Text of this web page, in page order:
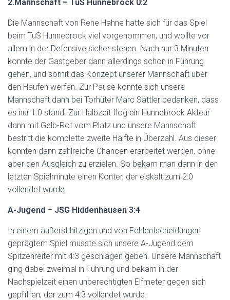
2.Mannschaft – TuS Hunnebrock 0:2
Die Mannschaft von Rene Hahne hatte sich für das Spiel
beim TuS Hunnebrock viel vorgenommen, und wollte vor
allem in der Defensive sicher stehen. Nach nur 3 Minuten
konnte der Gastgeber dann allerdings schon in Führung
gehen, und somit das Konzept unserer Mannschaft über
den Haufen werfen. Zur Pause konnte sich unsere
Mannschaft dann bei Torhüter Marc Sattler bedanken, dass
es nur 1:0 stand. Zur Halbzeit flog ein Hunnebrock Akteur
dann mit Gelb-Rot vom Platz und unsere Mannschaft
bestritt die komplette zweite Hälfte in Überzahl. Aus dieser
konnten dann zahlreiche Chancen erarbeitet werden, ohne
aber den Ausgleich zu erzielen. So bekam man dann in der
letzten Spielminute einen Konter, der eiskalt zum 2:0
vollendet wurde.
A-Jugend – JSG Hiddenhausen 3:4
In einem äußerst hitzigen und von Fehlentscheidungen
geprägtem Spiel musste sich unsere A-Jugend dem
Spitzenreiter mit 4:3 geschlagen geben. Unsere Mannschaft
ging dabei zweimal in Führung und bekam in der
Nachspielzeit einen unberechtigten Elfmeter gegen sich
gepfiffen, der zum 4:3 vollendet wurde.